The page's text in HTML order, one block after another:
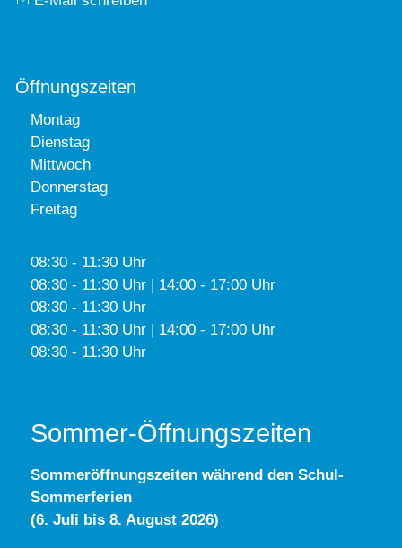
Öffnungszeiten
Montag
Dienstag
Mittwoch
Donnerstag
Freitag
08:30 - 11:30 Uhr
08:30 - 11:30 Uhr | 14:00 - 17:00 Uhr
08:30 - 11:30 Uhr
08:30 - 11:30 Uhr | 14:00 - 17:00 Uhr
08:30 - 11:30 Uhr
Sommer-Öffnungszeiten
Sommeröffnungszeiten während den Schul-
Sommerferien
(6. Juli bis 8. August 2026)